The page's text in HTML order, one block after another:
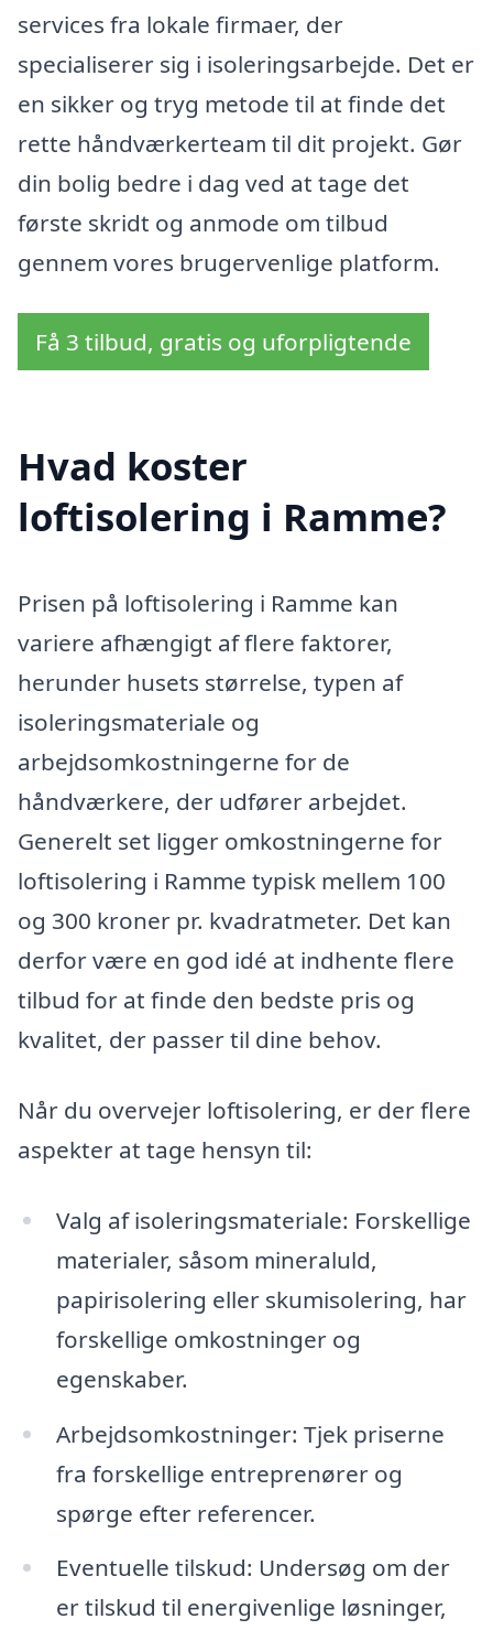
services fra lokale firmaer, der
specialiserer sig i isoleringsarbejde. Det er
en sikker og tryg metode til at finde det
rette håndværkerteam til dit projekt. Gør
din bolig bedre i dag ved at tage det
første skridt og anmode om tilbud
gennem vores brugervenlige platform.
Få 3 tilbud, gratis og uforpligtende
Hvad koster
loftisolering i Ramme?
Prisen på loftisolering i Ramme kan
variere afhængigt af flere faktorer,
herunder husets størrelse, typen af
isoleringsmateriale og
arbejdsomkostningerne for de
håndværkere, der udfører arbejdet.
Generelt set ligger omkostningerne for
loftisolering i Ramme typisk mellem 100
og 300 kroner pr. kvadratmeter. Det kan
derfor være en god idé at indhente flere
tilbud for at finde den bedste pris og
kvalitet, der passer til dine behov.
Når du overvejer loftisolering, er der flere
aspekter at tage hensyn til:
Valg af isoleringsmateriale: Forskellige
materialer, såsom mineraluld,
papirisolering eller skumisolering, har
forskellige omkostninger og
egenskaber.
Arbejdsomkostninger: Tjek priserne
fra forskellige entreprenører og
spørge efter referencer.
Eventuelle tilskud: Undersøg om der
er tilskud til energivenlige løsninger,